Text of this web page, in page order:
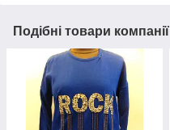
Подібні товари компанії